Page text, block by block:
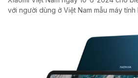
với người dùng ở Việt Nam mẫu máy